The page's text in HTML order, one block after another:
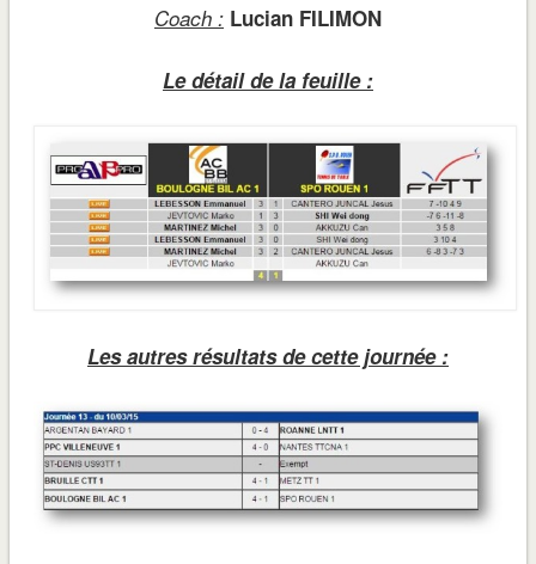
Coach : Lucian FILIMON
Le détail de la feuille :
Les autres résultats de cette journée :